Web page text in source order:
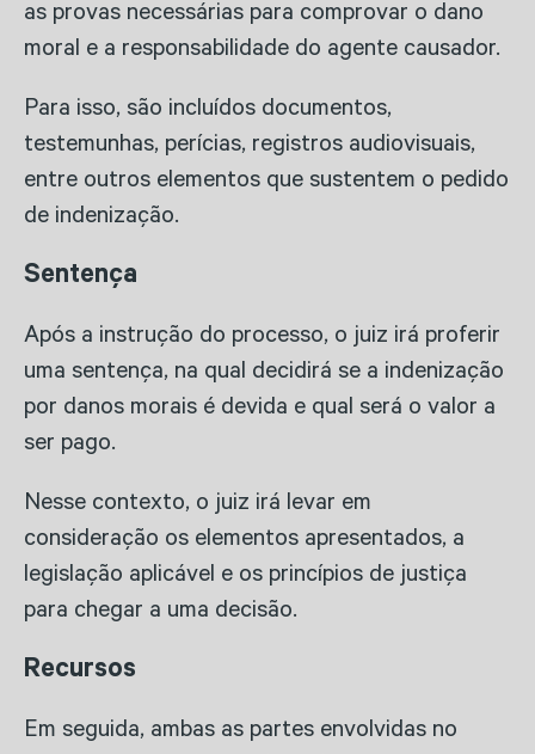
as provas necessárias para comprovar o dano
moral e a responsabilidade do agente causador.
Para isso, são incluídos documentos,
testemunhas, perícias, registros audiovisuais,
entre outros elementos que sustentem o pedido
de indenização.
Sentença
Após a instrução do processo, o juiz irá proferir
uma sentença, na qual decidirá se a indenização
por danos morais é devida e qual será o valor a
ser pago.
Nesse contexto, o juiz irá levar em
consideração os elementos apresentados, a
legislação aplicável e os princípios de justiça
para chegar a uma decisão.
Recursos
Em seguida, ambas as partes envolvidas no